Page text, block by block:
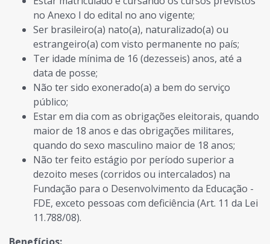
no Anexo I do edital no ano vigente;
Ser brasileiro(a) nato(a), naturalizado(a) ou
estrangeiro(a) com visto permanente no país;
Ter idade mínima de 16 (dezesseis) anos, até a
data de posse;
Não ter sido exonerado(a) a bem do serviço
público;
Estar em dia com as obrigações eleitorais, quando
maior de 18 anos e das obrigações militares,
quando do sexo masculino maior de 18 anos;
Não ter feito estágio por período superior a
dezoito meses (corridos ou intercalados) na
Fundação para o Desenvolvimento da Educação -
FDE, exceto pessoas com deficiência (Art. 11 da Lei
11.788/08).
Benefícios: